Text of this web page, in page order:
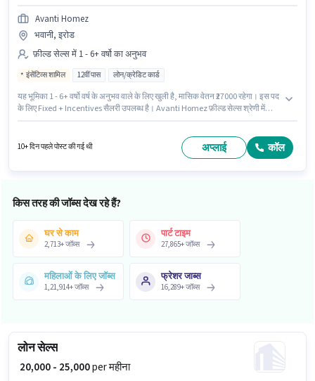
Avanti Homez
भवानी, इरोड
फ़ील्ड सेल्स में 1 - 6+ वर्षो का अनुभव
इंसेंटिव्स शामिल 12वीं पास लोन/क्रेडिट कार्ड
यह भूमिका 1 - 6+ वर्षो वर्ष के अनुभव वाले के लिए खुली है, मासिक वेतन ₹27000 रहेगा। इस पद
के लिए Fixed + Incentives सैलरी उपलब्ध है। Avanti Homez फ़ील्ड सेल्स श्रेणी में
अनिवार्य है।
10+ दिन पहले पोस्ट की गई थी अप्लाई कॉल
किस तरह की जॉब्स देख रहे हैं?
घर से काम
2,713+जॉब्स
पार्ट टाइम
27,865+जॉब्स
महिलाओं के लिए जॉब्स
1,21,914+जॉब्स
फ्रेशर जाब्स
16,289+जॉब्स
लोन सेल्स
₹ 20,000 - 25,000per महीना